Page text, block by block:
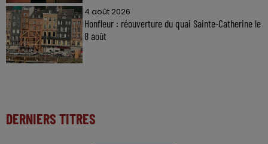
4 août 2026
Honfleur : réouverture du quai Sainte-Catherine le
8 août
DERNIERS TITRES